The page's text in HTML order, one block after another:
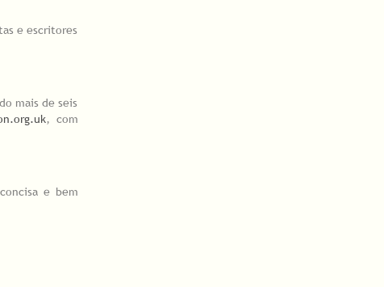
e escritores
mais de seis
, com
e bem